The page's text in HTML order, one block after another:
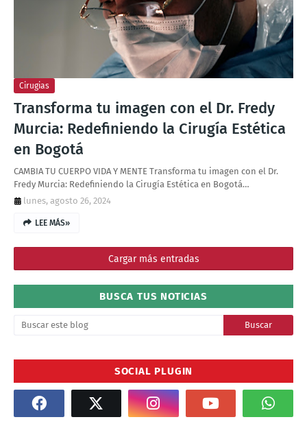
Cirugias
Transforma tu imagen con el Dr. Fredy
Murcia: Redefiniendo la Cirugía Estética
en Bogotá
CAMBIA TU CUERPO VIDA Y MENTE Transforma tu imagen con el Dr.
Fredy Murcia: Redefiniendo la Cirugía Estética en Bogotá…
lunes, agosto 26, 2024
LEE MÁS»
Cargar más entradas
BUSCA TUS NOTICIAS
SOCIAL PLUGIN